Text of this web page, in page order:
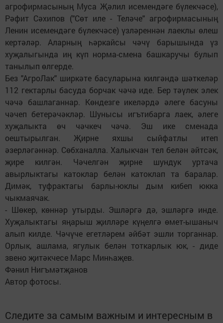
агрофирмасының Муса Җәлил исемендәге бүлекчәсе),
Рәфит Сәхипов ("Сөт иле - Теләче" агрофирмасының
Ленин исемендәге бүлекчәсе) үзләреннән лаеклы өлеш
кертәләр. Аларның һәркайсы чәчү барышында үз
хуҗалыгында иң күп норма-смена башкаручы булып
танылып өлгерде.
Без "АгроЛак" ширкәте басуларына килгәндә шәткеләр
112 гектарлы басуда борчак чәчә иде. Бер тәүлек элек
чәчә башлаганнар. Көндезге икеләрдә әлеге басуны
чәчеп бетерәчәкләр. Шунысы игътибарга лаек, әлеге
хуҗалыкта өч чәчкеч чәчә. Эш ике сменада
оештырылган. Җирне яхшы сыйфатлы итеп
әзерләгәннәр. Сөбханалла. Халыкчан тел белән әйтсәк,
җире килгән. Чәчелгән җирне шундук уртача
авырлыктагы катоклар белән катоклап та баралар.
Димәк, туфрактагы барлы-юклы дым кибеп юкка
чыкмаячак.
- Шөкер, көннәр утырды. Эшләргә дә, эшләргә инде.
Хуҗалыктагы яңарыш җилләре күңелгә өмет-ышаныч
алып килде. Чәчүче егетләрем әйбәт эшли торганнар.
Орлык, ашлама, ягулык белән тоткарлык юк, - диде
звено җитәкчесе Марс Минһаҗев.
Фәнил Нигъмәтҗанов
Автор фотосы.
Следите за самым важным и интересным в